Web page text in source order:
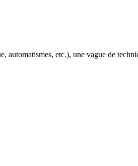
etc.), une vague de